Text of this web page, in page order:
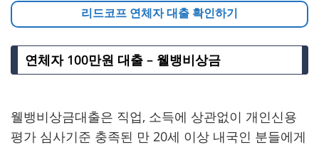
리드코프 연체자 대출 확인하기
연체자 100만원 대출 – 웰뱅비상금
웰뱅비상금대출은 직업, 소득에 상관없이 개인신용
평가 심사기준 충족된 만 20세 이상 내국인 분들에게